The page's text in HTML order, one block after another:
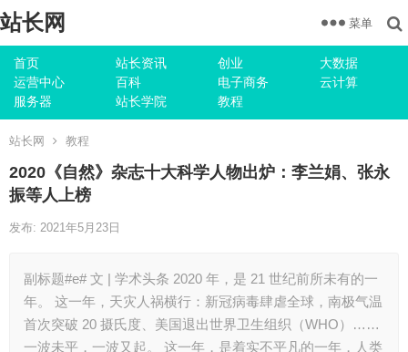
站长网
首页 站长资讯 创业
大数据
运营中心
百科 电子商务
云计算
服务器
站长学院 教程
菜单
站长网 教程
2020《自然》杂志十大科学人物出炉：李兰娟、张永
振等人上榜
发布: 2021年5月23日
副标题#e# 文 | 学术头条 2020 年，是 21 世纪前所未有的一
年。 这一年，天灾人祸横行：新冠病毒肆虐全球，南极气温
首次突破 20 摄氏度、美国退出世界卫生组织（WHO）……
一波未平，一波又起。 这一年，是着实不平凡的一年，人类